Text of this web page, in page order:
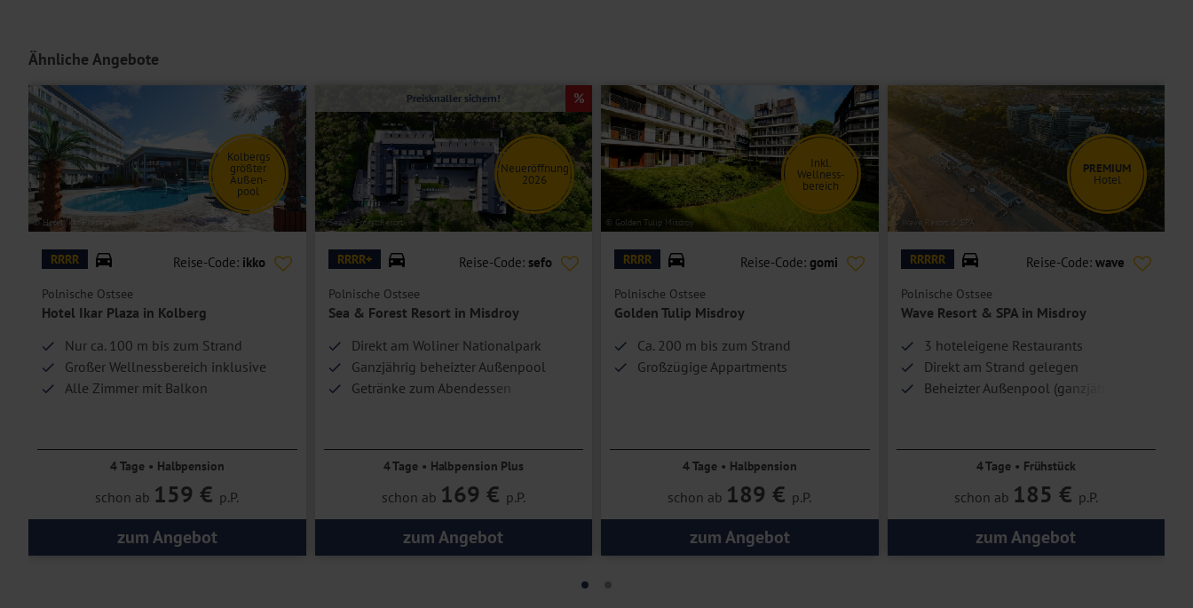
Ähnliche Angebote
© Hotel Ikar Plaza
Kolbergs
größter
Außen-
pool
RRRR Reise-Code: ikko
Polnische Ostsee
Hotel Ikar Plaza in Kolberg
Nur ca. 100 m bis zum Strand
Großer Wellnessbereich inklusive
Alle Zimmer mit Balkon
4 Tage • Halbpension
schon ab 159 € p.P.
zum Angebot
© Sea & Forest Resort
Neueröffnung
2026
Preisknaller sichern!
RRRR+ Reise-Code: sefo
Polnische Ostsee
Sea & Forest Resort in Misdroy
Direkt am Woliner Nationalpark
Ganzjährig beheizter Außenpool
Getränke zum Abendessen
4 Tage • Halbpension Plus
schon ab 169 € p.P.
zum Angebot
© Golden Tulip Misdroy
Inkl.
Wellness-
bereich
RRRR Reise-Code: gomi
Polnische Ostsee
Golden Tulip Misdroy
Ca. 200 m bis zum Strand
Großzügige Appartments
4 Tage • Halbpension
schon ab 189 € p.P.
zum Angebot
© Wave Resort & SPA
PREMIUM
Hotel
RRRRR Reise-Code: wave
Polnische Ostsee
Wave Resort & SPA in Misdroy
3 hoteleigene Restaurants
Direkt am Strand gelegen
Beheizter Außenpool (ganzjährig)
4 Tage • Frühstück
schon ab 185 € p.P.
zum Angebot